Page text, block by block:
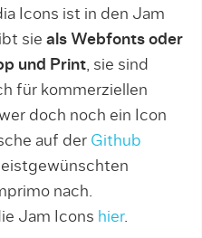
Icons ist in den Jam
sie als Webfonts oder
und Print, sie sind
für kommerziellen
doch noch ein Icon
auf der Github
nach.
Jam Icons hier.